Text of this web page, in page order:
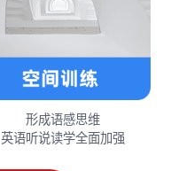
形成语感思维
英语听说读学全面加强